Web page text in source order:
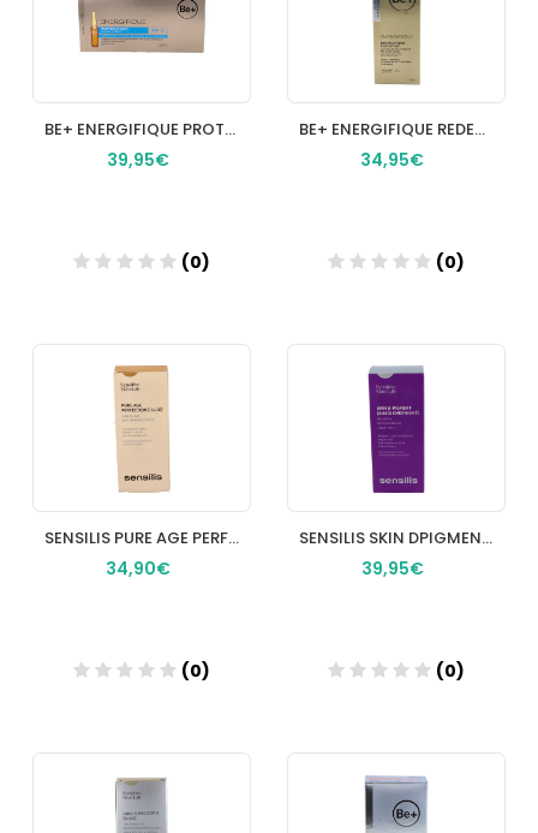
BE+ ENERGIFIQUE PROTEOGLICANOS SPF 15 30 AMPOLLAS 2 ml
39,95€
(0)
BE+ ENERGIFIQUE REDENSIFICANTE SERUM EFECTO LIFTING PIELES MADURAS 1 ENVASE 30 ml
34,95€
(0)
SENSILIS PURE AGE PERFECTION FLUID 30 ML COLOR 02 SAND
34,90€
(0)
SENSILIS SKIN DPIGMENT AHA10 OVERNIGHT 1 ENVASE 30 ML
39,95€
(0)